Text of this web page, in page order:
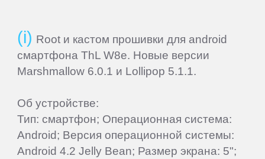
Root и кастом прошивки для android
смартфона ThL W8e. Новые версии
Marshmallow 6.0.1 и Lollipop 5.1.1.
Об устройстве:
Тип: смартфон; Операционная система:
Android; Версия операционной системы:
Android 4.2 Jelly Bean; Размер экрана: 5";
inch
IRBIS
iRiver
iRU